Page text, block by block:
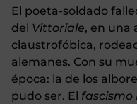
El poeta-soldado
del Vittoriale, en una
claustrofóbica,
alemanes. Con su
época: la de los
pudo ser. El fascismo